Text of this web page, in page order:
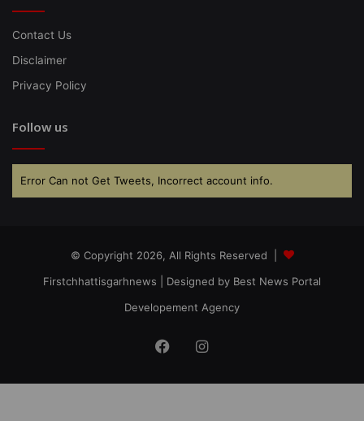
Contact Us
Disclaimer
Privacy Policy
Follow us
Error Can not Get Tweets, Incorrect account info.
© Copyright 2026, All Rights Reserved |
Firstchhattisgarhnews | Designed by Best News Portal
Developement Agency
FacebookInstagram